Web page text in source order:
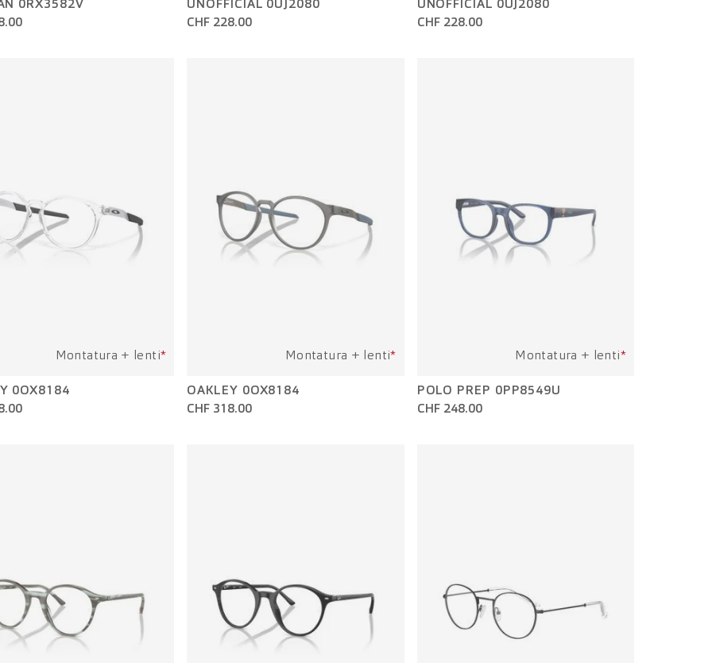
0RX3582V
UNOFFICIAL 0UJ2080
CHF 228.00
UNOFFICIAL 0UJ2080
CHF 228.00
Montatura + lenti*
0OX8184
Montatura + lenti*
OAKLEY 0OX8184
CHF 318.00
Montatura + lenti*
POLO PREP 0PP8549U
CHF 248.00